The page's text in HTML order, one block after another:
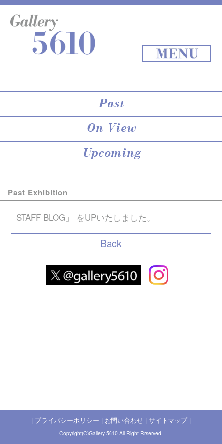
MENU
Exhibition
About 5610
Archives
Map
online store
Staff Blog
Past
On View
Upcoming
Past Exhibition
「STAFF BLOG」 をUPいたしました。
Back
| プライバシーポリシー | お問い合わせ | サイトマップ |
Copyright(C)Gallery 5610 All Right Rrserved.